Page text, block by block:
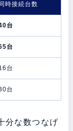
同時接続台数
台
台
台
台
分な数つなげ